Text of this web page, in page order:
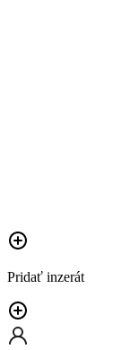
Pridať inzerát